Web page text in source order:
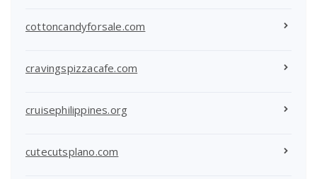
cottoncandyforsale.com
cravingspizzacafe.com
cruisephilippines.org
cutecutsplano.com